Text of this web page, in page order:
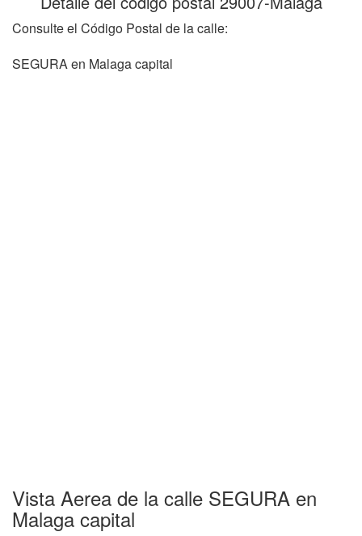
Consulte el Código Postal de la calle:
SEGURA en Malaga capital
Vista Aerea de la calle SEGURA en
Malaga capital